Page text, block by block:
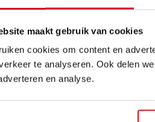
maakt gebruik van cookies
cookies om content en
te analyseren. Ook delen
en analyse.
in
2022
|jul 28, 2022 |Uncategorized
welverdiende vakantie
arbeidsvoorwaarden in